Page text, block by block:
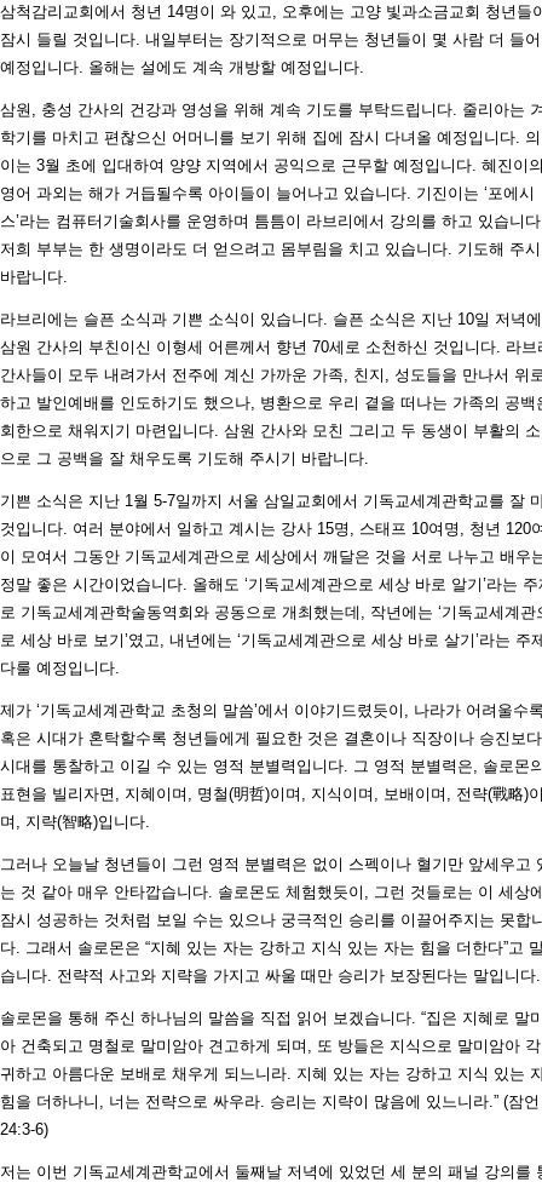
삼척감리교회에서 청년 14명이 와 있고, 오후에는 고양 빛과소금교회 청년들
잠시 들릴 것입니다. 내일부터는 장기적으로 머무는 청년들이 몇 사람 더 들
예정입니다. 올해는 설에도 계속 개방할 예정입니다.
삼원, 충성 간사의 건강과 영성을 위해 계속 기도를 부탁드립니다. 줄리아는
학기를 마치고 편찮으신 어머니를 보기 위해 집에 잠시 다녀올 예정입니다.
이는 3월 초에 입대하여 양양 지역에서 공익으로 근무할 예정입니다. 혜진이
영어 과외는 해가 거듭될수록 아이들이 늘어나고 있습니다. 기진이는 ‘포에시
스’라는 컴퓨터기술회사를 운영하며 틈틈이 라브리에서 강의를 하고 있습니
저희 부부는 한 생명이라도 더 얻으려고 몸부림을 치고 있습니다. 기도해 주
바랍니다.
라브리에는 슬픈 소식과 기쁜 소식이 있습니다. 슬픈 소식은 지난 10일 저녁
삼원 간사의 부친이신 이형세 어른께서 향년 70세로 소천하신 것입니다. 라브
간사들이 모두 내려가서 전주에 계신 가까운 가족, 친지, 성도들을 만나서 위
하고 발인예배를 인도하기도 했으나, 병환으로 우리 곁을 떠나는 가족의 공백
회한으로 채워지기 마련입니다. 삼원 간사와 모친 그리고 두 동생이 부활의
으로 그 공백을 잘 채우도록 기도해 주시기 바랍니다.
기쁜 소식은 지난 1월 5-7일까지 서울 삼일교회에서 기독교세계관학교를 잘
것입니다. 여러 분야에서 일하고 계시는 강사 15명, 스태프 10여명, 청년 120
이 모여서 그동안 기독교세계관으로 세상에서 깨달은 것을 서로 나누고 배우
정말 좋은 시간이었습니다. 올해도 ‘기독교세계관으로 세상 바로 알기’라는 주
로 기독교세계관학술동역회와 공동으로 개최했는데, 작년에는 ‘기독교세계관
로 세상 바로 보기’였고, 내년에는 ‘기독교세계관으로 세상 바로 살기’라는 주
다룰 예정입니다.
제가 ‘기독교세계관학교 초청의 말씀’에서 이야기드렸듯이, 나라가 어려울수
혹은 시대가 혼탁할수록 청년들에게 필요한 것은 결혼이나 직장이나 승진보
시대를 통찰하고 이길 수 있는 영적 분별력입니다. 그 영적 분별력은, 솔로몬
표현을 빌리자면, 지혜이며, 명철(明哲)이며, 지식이며, 보배이며, 전략(戰略)
며, 지략(智略)입니다.
그러나 오늘날 청년들이 그런 영적 분별력은 없이 스펙이나 혈기만 앞세우고
는 것 같아 매우 안타깝습니다. 솔로몬도 체험했듯이, 그런 것들로는 이 세상
잠시 성공하는 것처럼 보일 수는 있으나 궁극적인 승리를 이끌어주지는 못합
다. 그래서 솔로몬은 “지혜 있는 자는 강하고 지식 있는 자는 힘을 더한다”고
습니다. 전략적 사고와 지략을 가지고 싸울 때만 승리가 보장된다는 말입니다.
솔로몬을 통해 주신 하나님의 말씀을 직접 읽어 보겠습니다. “집은 지혜로 말
아 건축되고 명철로 말미암아 견고하게 되며, 또 방들은 지식으로 말미암아
귀하고 아름다운 보배로 채우게 되느니라. 지혜 있는 자는 강하고 지식 있는
힘을 더하나니, 너는 전략으로 싸우라. 승리는 지략이 많음에 있느니라.” (잠언
24:3-6)
저는 이번 기독교세계관학교에서 둘째날 저녁에 있었던 세 분의 패널 강의를